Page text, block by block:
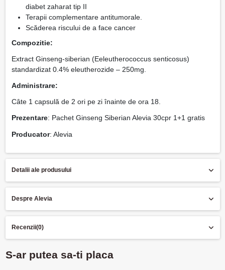
diabet zaharat tip II
Terapii complementare antitumorale.
Scăderea riscului de a face cancer
Compozitie:
Extract Ginseng-siberian (Eeleutherococcus senticosus)
standardizat 0.4% eleutherozide – 250mg.
Administrare:
Câte 1 capsulă de 2 ori pe zi înainte de ora 18.
Prezentare: Pachet Ginseng Siberian Alevia 30cpr 1+1 gratis
Producator: Alevia
Detalii ale produsului
Despre Alevia
Recenzii(0)
S-ar putea sa-ti placa